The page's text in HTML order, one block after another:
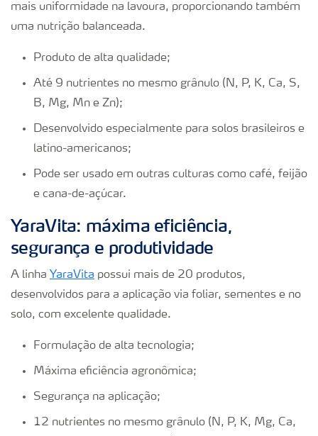
mais uniformidade na lavoura, proporcionando também
uma nutrição balanceada.
Produto de alta qualidade;
Até 9 nutrientes no mesmo grânulo (N, P, K, Ca, S,
B, Mg, Mn e Zn);
Desenvolvido especialmente para solos brasileiros e
latino-americanos;
Pode ser usado em outras culturas como café, feijão
e cana-de-açúcar.
YaraVita: máxima eficiência,
segurança e produtividade
A linha YaraVita possui mais de 20 produtos,
desenvolvidos para a aplicação via foliar, sementes e no
solo, com excelente qualidade.
Formulação de alta tecnologia;
Máxima eficiência agronômica;
Segurança na aplicação;
12 nutrientes no mesmo grânulo (N, P, K, Mg, Ca,